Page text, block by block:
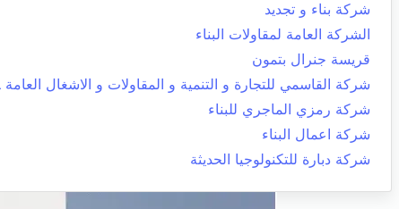
شركة بناء و تجديد
الشركة العامة لمقاولات البناء
قريسة جنرال بتمون
شركة القاسمي للتجارة و التنمية و المقاولات و الاشغال العامة
شركة رمزي الماجري للبناء
شركة اعمال البناء
شركة دبارة للتكنولوجيا الحديثة